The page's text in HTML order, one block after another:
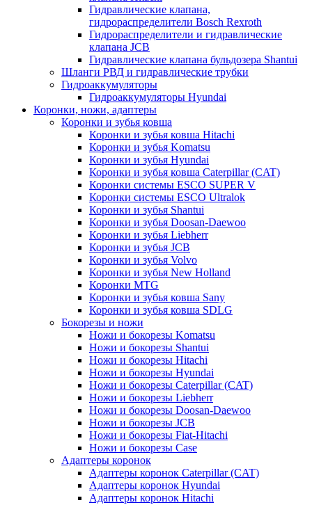
Гидравлические клапана,
гидрораспределители Bosch Rexroth
Гидрораспределители и гидравлические
клапана JCB
Гидравлические клапана бульдозера Shantui
Шланги РВД и гидравлические трубки
Гидроаккумуляторы
Гидроаккумуляторы Hyundai
Коронки, ножи, адаптеры
Коронки и зубья ковша
Коронки и зубья ковша Hitachi
Коронки и зубья Komatsu
Коронки и зубья Hyundai
Коронки и зубья ковша Caterpillar (CAT)
Коронки системы ESCO SUPER V
Коронки системы ESCO Ultralok
Коронки и зубья Shantui
Коронки и зубья Doosan-Daewoo
Коронки и зубья Liebherr
Коронки и зубья JCB
Коронки и зубья Volvo
Коронки и зубья New Holland
Коронки MTG
Коронки и зубья ковша Sany
Коронки и зубья ковша SDLG
Бокорезы и ножи
Ножи и бокорезы Komatsu
Ножи и бокорезы Shantui
Ножи и бокорезы Hitachi
Ножи и бокорезы Hyundai
Ножи и бокорезы Caterpillar (CAT)
Ножи и бокорезы Liebherr
Ножи и бокорезы Doosan-Daewoo
Ножи и бокорезы JCB
Ножи и бокорезы Fiat-Hitachi
Ножи и бокорезы Case
Адаптеры коронок
Адаптеры коронок Caterpillar (CAT)
Адаптеры коронок Hyundai
Адаптеры коронок Hitachi